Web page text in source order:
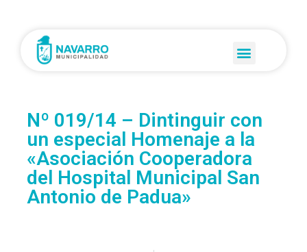
Nº 019/14 – Dintinguir con
un especial Homenaje a la
«Asociación Cooperadora
del Hospital Municipal San
Antonio de Padua»